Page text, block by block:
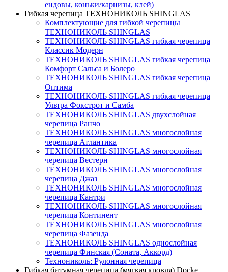
ендовы, коньки/карнизы, клей)
Гибкая черепица ТЕХНОНИКОЛЬ SHINGLAS
Комплектующие для гибкой черепицы
ТЕХНОНИКОЛЬ SHINGLAS
ТЕХНОНИКОЛЬ SHINGLAS гибкая черепица
Классик Модерн
ТЕХНОНИКОЛЬ SHINGLAS гибкая черепица
Комфорт Сальса и Болеро
ТЕХНОНИКОЛЬ SHINGLAS гибкая черепица
Оптима
ТЕХНОНИКОЛЬ SHINGLAS гибкая черепица
Ультра Фокстрот и Самба
ТЕХНОНИКОЛЬ SHINGLAS двухслойная
черепица Ранчо
ТЕХНОНИКОЛЬ SHINGLAS многослойная
черепица Атлантика
ТЕХНОНИКОЛЬ SHINGLAS многослойная
черепица Вестерн
ТЕХНОНИКОЛЬ SHINGLAS многослойная
черепица Джаз
ТЕХНОНИКОЛЬ SHINGLAS многослойная
черепица Кантри
ТЕХНОНИКОЛЬ SHINGLAS многослойная
черепица Континент
ТЕХНОНИКОЛЬ SHINGLAS многослойная
черепица Фазенда
ТЕХНОНИКОЛЬ SHINGLAS однослойная
черепица Финская (Соната, Аккорд)
Технониколь: Рулонная черепица
Гибкая битумная черепица (мягкая кровля) Docke